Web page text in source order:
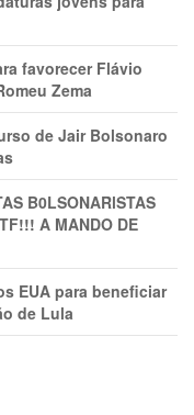
favorecer Flávio
Zema
de Jair Bolsonaro
B0LSONARlSTAS
A MANDO DE
EUA para beneficiar
de Lula